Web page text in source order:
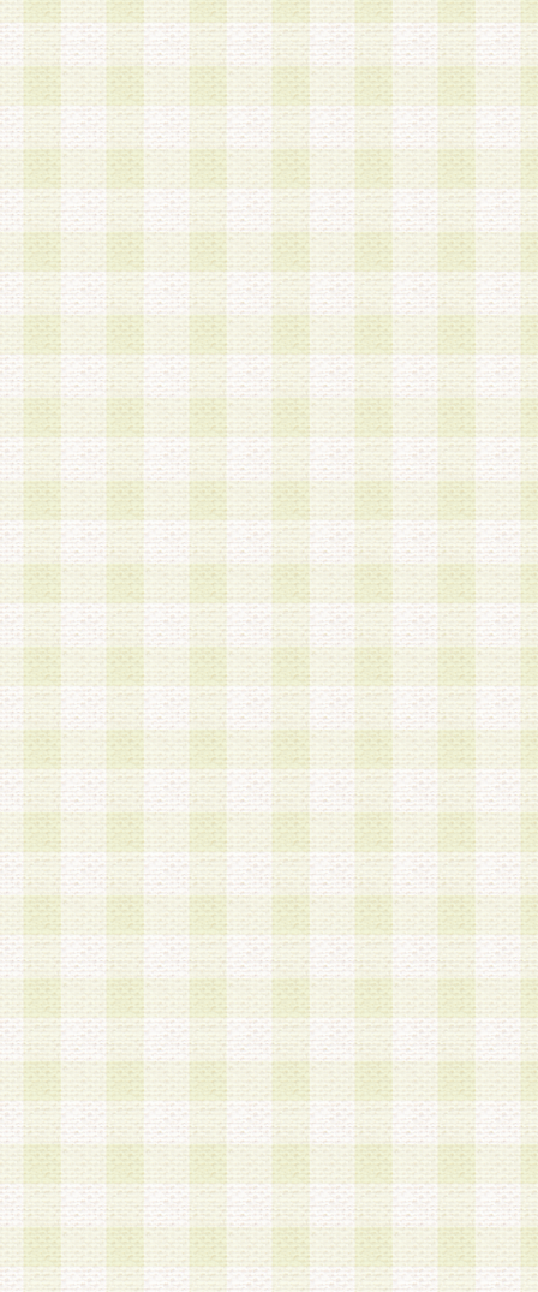
a.既に登録されている会員と同一のメールアドレ
録する場合
b.本サービスと同様のサービスを提供している企
業に従事していると思われる本人またはその家族
場合
c.その他当社が不適切と判断する場合
2.当社は、会員登録希望者を会員として承認する
した 場合、会員登録希望者による会員登録手続
による承認後の場合であっても、会員登録の取り
の抹消を、当社が適切と判 断する方法・手段に
とができるものとします。
3.会員登録希望者が18歳未満、成年被後見人、被
人 である場合は、親権者などの法定代理人の同
録を行うものとします。なお、義務教育学齢に該
者については、登録時に 当社が別途定める方法
権者による承認手続きを行うものとします。
第3条 会員の登録方法
1.会員登録手続きは、会員登録希望者本人が行う
る登録は一切認められないものとします。
2.会員登録希望者は、本規約に同意の後、当社指
画 面」において、当社が指定する必要事項を入
を行うものとします。当社は、会員登録を承認し
会員として本サービスを 受けるためのログイン
を付与します。
3.会員は、会員登録の際に申告する登録情報の全
いかなる虚偽の申告をも行ってはならないものと
4.会員は、複数のログインＩＤおよびパスワード
いものとします。
第4条 ログインIDおよびパスワードの管理
1.会員は、会員登録後、本サイト内にて本サービ
加する際には、前条に基づき当社から付与された
スワードを使用するものとします。
2.登録の際に当社が付与したログインIDおよびパ
の使用に関しては、全て会員本人がその責任を負
3.会員は、当社から付与されたログインIDおよび
貸与、名義変更、売買その他形態を問わず第三者